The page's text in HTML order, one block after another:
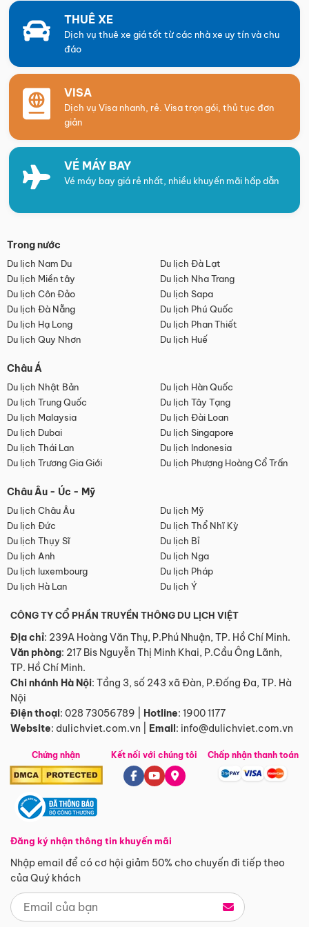
THUÊ XE
Dịch vụ thuê xe giá tốt từ các nhà xe uy tín và chu
đáo
VISA
Dịch vụ Visa nhanh, rẻ. Visa trọn gói, thủ tục đơn
giản
VÉ MÁY BAY
Vé máy bay giá rẻ nhất, nhiều khuyến mãi hấp dẫn
Trong nước
Du lịch Nam Du
Du lịch Đà Lạt
Du lịch Miền tây
Du lịch Nha Trang
Du lịch Côn Đảo
Du lịch Sapa
Du lịch Đà Nẵng
Du lịch Phú Quốc
Du lịch Hạ Long
Du lịch Phan Thiết
Du lịch Quy Nhơn
Du lịch Huế
Châu Á
Du lịch Nhật Bản
Du lịch Hàn Quốc
Du lịch Trung Quốc
Du lịch Tây Tạng
Du lịch Malaysia
Du lịch Đài Loan
Du lịch Dubai
Du lịch Singapore
Du lịch Thái Lan
Du lịch Indonesia
Du lịch Trương Gia Giới
Du lịch Phượng Hoàng Cổ Trấn
Châu Âu - Úc - Mỹ
Du lịch Châu Âu
Du lịch Mỹ
Du lịch Đức
Du lịch Thổ Nhĩ Kỳ
Du lịch Thụy Sĩ
Du lịch Bỉ
Du lịch Anh
Du lịch Nga
Du lịch luxembourg
Du lịch Pháp
Du lịch Hà Lan
Du lịch Ý
CÔNG TY CỔ PHẦN TRUYỀN THÔNG DU LỊCH VIỆT
Địa chỉ: 239A Hoàng Văn Thụ, P.Phú Nhuận, TP. Hồ Chí Minh.
Văn phòng: 217 Bis Nguyễn Thị Minh Khai, P.Cầu Ông Lãnh,
TP. Hồ Chí Minh.
Chi nhánh Hà Nội: Tầng 3, số 243 xã Đàn, P.Đống Đa, TP. Hà
Nội
Điện thoại: 028 73056789 Hotline: 1900 1177
Website: dulichviet.com.vn Email: info@dulichviet.com.vn
Chứng nhận
Đăng ký nhận thông tin khuyến mãi
Nhập email để có cơ hội giảm 50% cho chuyến đi tiếp theo
của Quý khách
Kết nối với chúng tôi Chấp nhận thanh toán